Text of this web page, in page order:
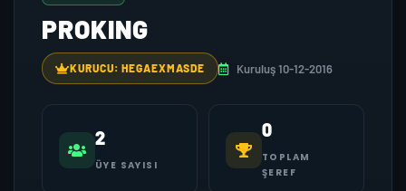
PROKING
KURUCU: HEGAEXMASDE Kuruluş 10-12-2016
2
ÜYE SAYISI
0
TOPLAM
ŞEREF